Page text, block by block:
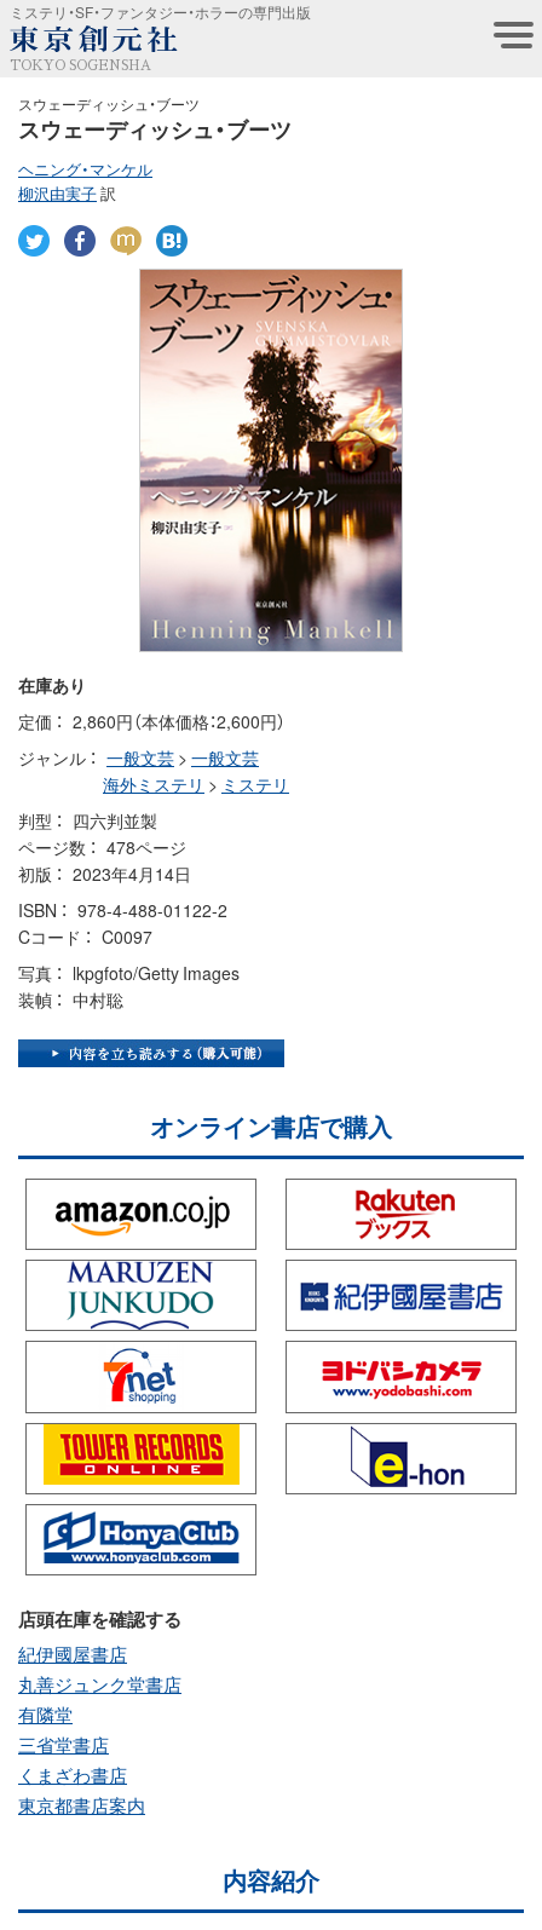
ミステリ・SF・ファンタジー・ホラーの専門出版
TOKYO SOGENSHA
スウェーディッシュ・ブーツ
スウェーディッシュ・ブーツ
ヘニング・マンケル
柳沢由実子訳
在庫あり
定価
2,860円（本体価格：2,600円）
ジャンル
一般文芸 > 一般文芸
海外ミステリ > ミステリ
判型
四六判並製
ページ数
478ページ
初版
2023年4月14日
ISBN
978-4-488-01122-2
Cコード
C0097
写真
lkpgfoto/Getty Images
装幀
中村聡
オンライン書店で購入
店頭在庫を確認する
紀伊國屋書店
丸善ジュンク堂書店
有隣堂
三省堂書店
くまざわ書店
東京都書店案内
内容紹介